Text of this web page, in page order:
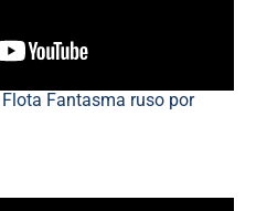
Fantasma ruso por